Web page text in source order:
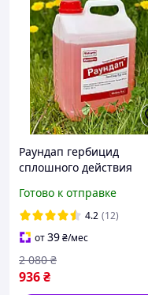
Раундап гербицид
сплошного действия
уничтожения сорняков
на основе глифосата 480
г/л 5л
Готово к отправке
4.2 (12)
от39₴/мес
936₴
2 080 ₴